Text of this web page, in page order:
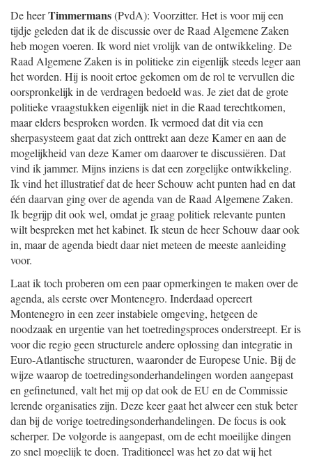
De heerTimmermans(PvdA): Voorzitter. Het is voor mij een
tijdje geleden dat ik de discussie over de Raad Algemene Zaken
heb mogen voeren. Ik word niet vrolijk van de ontwikkeling. De
Raad Algemene Zaken is in politieke zin eigenlijk steeds leger aan
het worden. Hij is nooit ertoe gekomen om de rol te vervullen die
oorspronkelijk in de verdragen bedoeld was. Je ziet dat de grote
politieke vraagstukken eigenlijk niet in die Raad terechtkomen,
maar elders besproken worden. Ik vermoed dat dit via een
sherpasysteem gaat dat zich onttrekt aan deze Kamer en aan de
mogelijkheid van deze Kamer om daarover te discussiëren. Dat
vind ik jammer. Mijns inziens is dat een zorgelijke ontwikkeling.
Ik vind het illustratief dat de heer Schouw acht punten had en dat
één daarvan ging over de agenda van de Raad Algemene Zaken.
Ik begrijp dit ook wel, omdat je graag politiek relevante punten
wilt bespreken met het kabinet. Ik steun de heer Schouw daar ook
in, maar de agenda biedt daar niet meteen de meeste aanleiding
voor.
Laat ik toch proberen om een paar opmerkingen te maken over de
agenda, als eerste over Montenegro. Inderdaad opereert
Montenegro in een zeer instabiele omgeving, hetgeen de
noodzaak en urgentie van het toetredingsproces onderstreept. Er is
voor die regio geen structurele andere oplossing dan integratie in
Euro-Atlantische structuren, waaronder de Europese Unie. Bij de
wijze waarop de toetredingsonderhandelingen worden aangepast
en gefinetuned, valt het mij op dat ook de EU en de Commissie
lerende organisaties zijn. Deze keer gaat het alweer een stuk beter
dan bij de vorige toetredingsonderhandelingen. De focus is ook
scherper. De volgorde is aangepast, om de echt moeilijke dingen
zo snel mogelijk te doen. Traditioneel was het zo dat wij het